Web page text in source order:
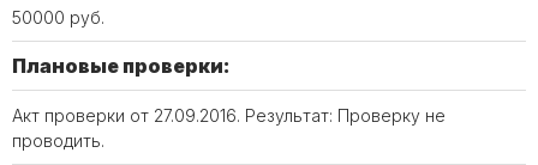
50000 руб.
Плановые проверки:
Акт проверки от 27.09.2016. Результат: Проверку не
проводить.